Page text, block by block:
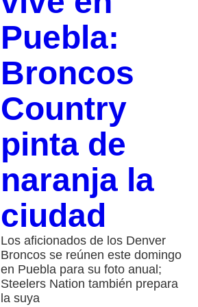
Puebla:
Broncos
Country
pinta de
naranja la
ciudad
Los aficionados de los Denver
Broncos se reúnen este domingo
en Puebla para su foto anual;
Steelers Nation también prepara
la suya